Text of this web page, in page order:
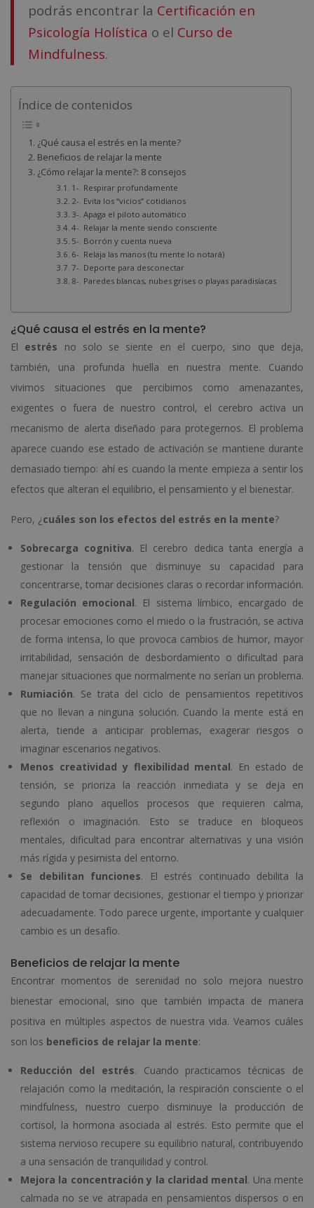
podrás encontrar la Certificación en
Psicología Holística o el Curso de
Mindfulness.
Índice de contenidos
¿Qué causa el estrés en la mente?
Beneficios de relajar la mente
¿Cómo relajar la mente?: 8 consejos
1-. Respirar profundamente
2-. Evita los “vicios” cotidianos
3-. Apaga el piloto automático
4-. Relajar la mente siendo consciente
5-. Borrón y cuenta nueva
6-. Relaja las manos (tu mente lo notará)
7-. Deporte para desconectar
8-. Paredes blancas, nubes grises o playas paradisíacas
¿Qué causa el estrés en la mente?
El estrés no solo se siente en el cuerpo, sino que deja,
también, una profunda huella en nuestra mente. Cuando
vivimos situaciones que percibimos como amenazantes,
exigentes o fuera de nuestro control, el cerebro activa un
mecanismo de alerta diseñado para protegernos. El problema
aparece cuando ese estado de activación se mantiene durante
demasiado tiempo: ahí es cuando la mente empieza a sentir los
efectos que alteran el equilibrio, el pensamiento y el bienestar.
Pero, ¿cuáles son los efectos del estrés en la mente?
Sobrecarga cognitiva. El cerebro dedica tanta energía a
gestionar la tensión que disminuye su capacidad para
concentrarse, tomar decisiones claras o recordar información.
Regulación emocional. El sistema límbico, encargado de
procesar emociones como el miedo o la frustración, se activa
de forma intensa, lo que provoca cambios de humor, mayor
irritabilidad, sensación de desbordamiento o dificultad para
manejar situaciones que normalmente no serían un problema.
Rumiación. Se trata del ciclo de pensamientos repetitivos
que no llevan a ninguna solución. Cuando la mente está en
alerta, tiende a anticipar problemas, exagerar riesgos o
imaginar escenarios negativos.
Menos creatividad y flexibilidad mental. En estado de
tensión, se prioriza la reacción inmediata y se deja en
segundo plano aquellos procesos que requieren calma,
reflexión o imaginación. Esto se traduce en bloqueos
mentales, dificultad para encontrar alternativas y una visión
más rígida y pesimista del entorno.
Se debilitan funciones. El estrés continuado debilita la
capacidad de tomar decisiones, gestionar el tiempo y priorizar
adecuadamente. Todo parece urgente, importante y cualquier
cambio es un desafío.
Beneficios de relajar la mente
Encontrar momentos de serenidad no solo mejora nuestro
bienestar emocional, sino que también impacta de manera
positiva en múltiples aspectos de nuestra vida. Veamos cuáles
son los beneficios de relajar la mente:
Reducción del estrés. Cuando practicamos técnicas de
relajación como la meditación, la respiración consciente o el
mindfulness, nuestro cuerpo disminuye la producción de
cortisol, la hormona asociada al estrés. Esto permite que el
sistema nervioso recupere su equilibrio natural, contribuyendo
a una sensación de tranquilidad y control.
Mejora la concentración y la claridad mental. Una mente
calmada no se ve atrapada en pensamientos dispersos o en